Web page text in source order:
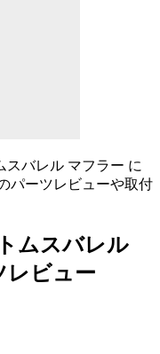
スバレル マフラー に
パーツレビューや取付
ムスバレル
レビュー